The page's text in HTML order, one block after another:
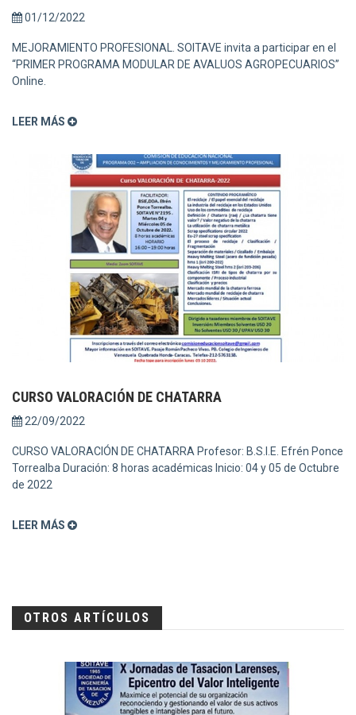
01/12/2022
MEJORAMIENTO PROFESIONAL. SOITAVE invita a participar en el
“PRIMER PROGRAMA MODULAR DE AVALUOS AGROPECUARIOS”
Online.
LEER MÁS
CURSO VALORACIÓN DE CHATARRA
22/09/2022
CURSO VALORACIÓN DE CHATARRA Profesor: B.S.I.E. Efrén Ponce
Torrealba Duración: 8 horas académicas Inicio: 04 y 05 de Octubre
de 2022
LEER MÁS
OTROS ARTÍCULOS